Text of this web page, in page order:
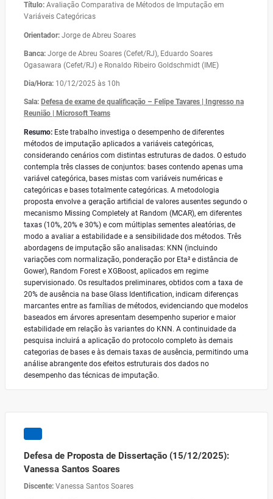
Título: Avaliação Comparativa de Métodos de Imputação em
Variáveis Categóricas
Orientador: Jorge de Abreu Soares
Banca: Jorge de Abreu Soares (Cefet/RJ), Eduardo Soares
Ogasawara (Cefet/RJ) e Ronaldo Ribeiro Goldschmidt (IME)
Dia/Hora: 10/12/2025 às 10h
Sala: Defesa de exame de qualificação – Felipe Tavares | Ingresso na
Reunião | Microsoft Teams
Resumo: Este trabalho investiga o desempenho de diferentes
métodos de imputação aplicados a variáveis categóricas,
considerando cenários com distintas estruturas de dados. O estudo
contempla três classes de conjuntos: bases contendo apenas uma
variável categórica, bases mistas com variáveis numéricas e
categóricas e bases totalmente categóricas. A metodologia
proposta envolve a geração artificial de valores ausentes segundo o
mecanismo Missing Completely at Random (MCAR), em diferentes
taxas (10%, 20% e 30%) e com múltiplas sementes aleatórias, de
modo a avaliar a estabilidade e a sensibilidade dos métodos. Três
abordagens de imputação são analisadas: KNN (incluindo
variações com normalização, ponderação por Eta² e distância de
Gower), Random Forest e XGBoost, aplicados em regime
supervisionado. Os resultados preliminares, obtidos com a taxa de
20% de ausência na base Glass Identification, indicam diferenças
marcantes entre as famílias de métodos, evidenciando que modelos
baseados em árvores apresentam desempenho superior e maior
estabilidade em relação às variantes do KNN. A continuidade da
pesquisa incluirá a aplicação do protocolo completo às demais
categorias de bases e às demais taxas de ausência, permitindo uma
análise abrangente dos efeitos estruturais dos dados no
desempenho das técnicas de imputação.
Defesa de Proposta de Dissertação (15/12/2025):
Vanessa Santos Soares
Discente: Vanessa Santos Soares